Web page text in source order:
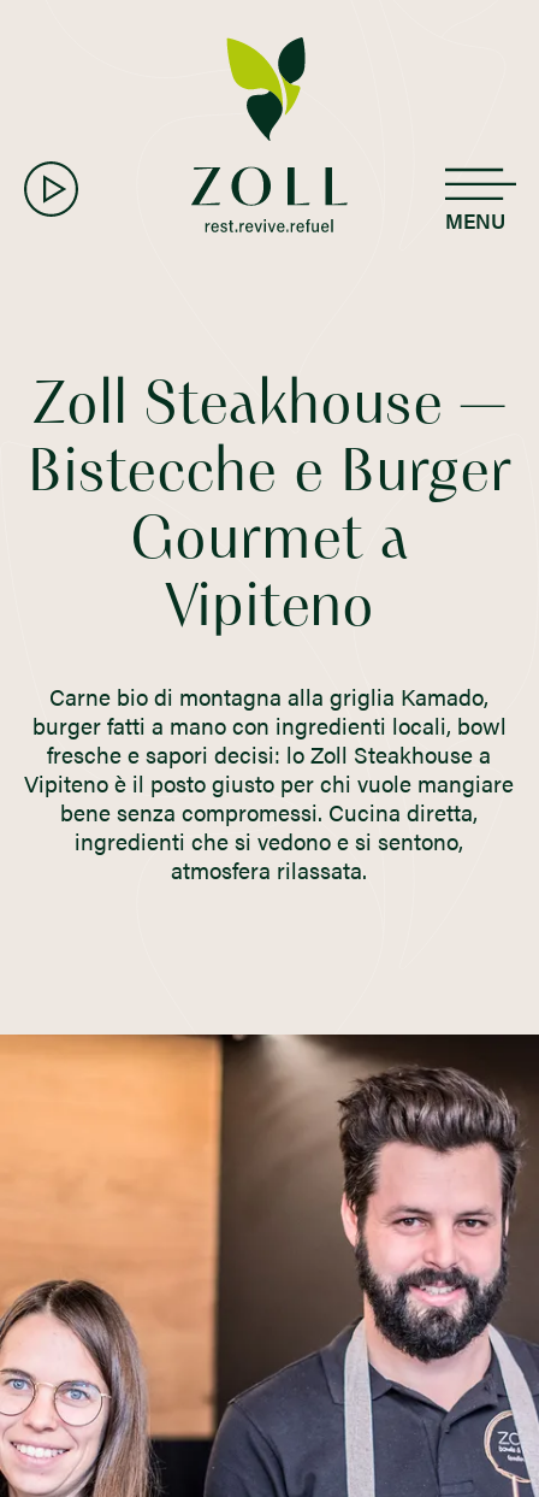
MENU
Zoll Steakhouse —
Bistecche e Burger
Gourmet a
Vipiteno
Carne bio di montagna alla griglia Kamado,
burger fatti a mano con ingredienti locali, bowl
fresche e sapori decisi: lo Zoll Steakhouse a
Vipiteno è il posto giusto per chi vuole mangiare
bene senza compromessi. Cucina diretta,
ingredienti che si vedono e si sentono,
atmosfera rilassata.